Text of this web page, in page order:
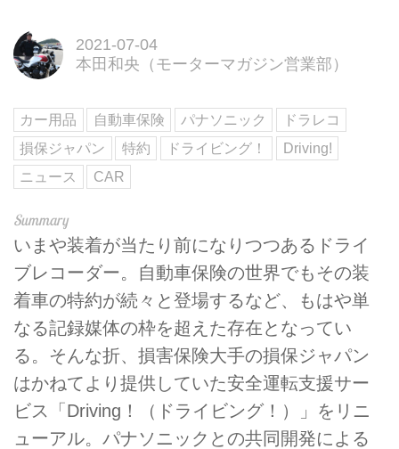
2021-07-04
本田和央（モーターマガジン営業部）
カー用品 自動車保険 パナソニック
ドラレコ
損保ジャパン
特約 ドライビング！
Driving!
ニュース
CAR
いまや装着が当たり前になりつつあるドライ
ブレコーダー。自動車保険の世界でもその装
着車の特約が続々と登場するなど、もはや単
なる記録媒体の枠を超えた存在となってい
る。そんな折、損害保険大手の損保ジャパン
はかねてより提供していた安全運転支援サー
ビス「Driving！（ドライビング！）」をリニ
ューアル。パナソニックとの共同開発による